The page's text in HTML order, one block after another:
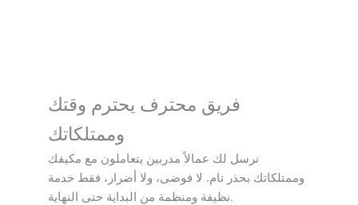
فريق محترف يحترم وقتك
وممتلكاتك
نرسل لك عمالاً مدربين يتعاملون مع مكيفك
وممتلكاتك بحذر تام. لا فوضى، ولا أضرار، فقط خدمة
نظيفة ومنظمة من البداية حتى النهاية.